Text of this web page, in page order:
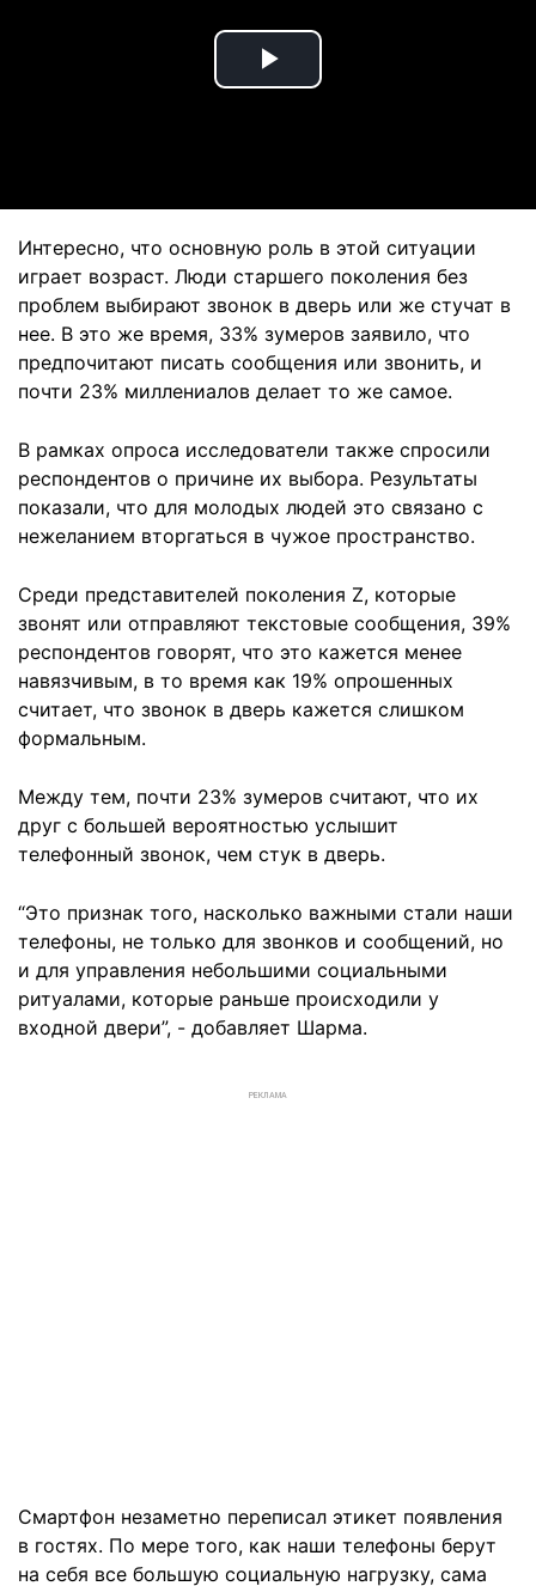
Play
Интересно, что основную роль в этой ситуации
играет возраст. Люди старшего поколения без
проблем выбирают звонок в дверь или же стучат в
нее. В это же время, 33% зумеров заявило, что
предпочитают писать сообщения или звонить, и
почти 23% миллениалов делает то же самое.
В рамках опроса исследователи также спросили
респондентов о причине их выбора. Результаты
показали, что для молодых людей это связано с
нежеланием вторгаться в чужое пространство.
Среди представителей поколения Z, которые
звонят или отправляют текстовые сообщения, 39%
респондентов говорят, что это кажется менее
навязчивым, в то время как 19% опрошенных
считает, что звонок в дверь кажется слишком
формальным.
Между тем, почти 23% зумеров считают, что их
друг с большей вероятностью услышит
телефонный звонок, чем стук в дверь.
“Это признак того, насколько важными стали наши
телефоны, не только для звонков и сообщений, но
и для управления небольшими социальными
ритуалами, которые раньше происходили у
входной двери”, - добавляет Шарма.
РЕКЛАМА
Смартфон незаметно переписал этикет появления
в гостях. По мере того, как наши телефоны берут
на себя все большую социальную нагрузку, сама